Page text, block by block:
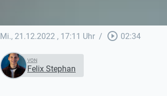
Mi., 21.12.2022 , 17:11 Uhr / play_circle_outline 02:34
VON
Felix Stephan